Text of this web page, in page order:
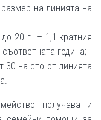
на линията на
20 г. – 1,1-кратния
година;
30 на сто от линията
получава и